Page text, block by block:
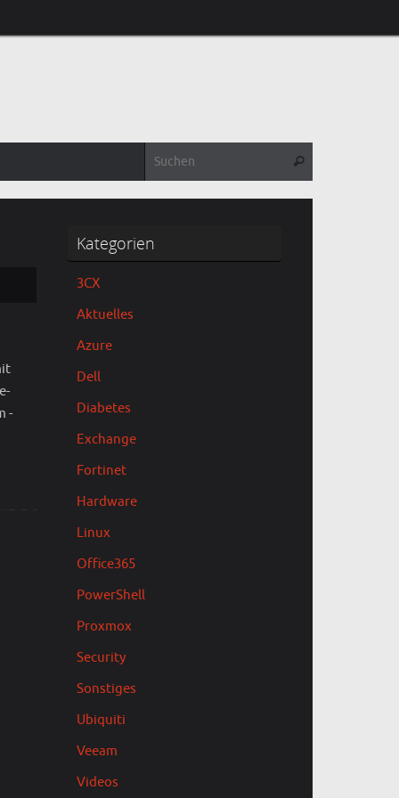
Suchen
-
Kategorien
3CX
Aktuelles
Azure
Dell
Diabetes
Exchange
Fortinet
Hardware
Linux
Office365
PowerShell
Proxmox
Security
Sonstiges
Ubiquiti
Veeam
Videos